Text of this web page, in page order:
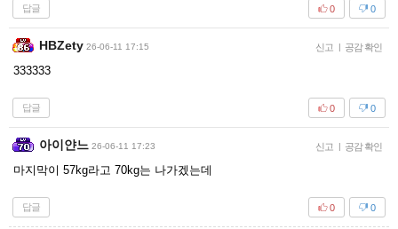
답글 0
0
HBZety 26-06-11 17:15 신고 | 공감 확인
333333
답글 0
0
아이얀느 26-06-11 17:23 신고 | 공감 확인
마지막이 57kg라고 70kg는 나가겠는데
답글 0
0